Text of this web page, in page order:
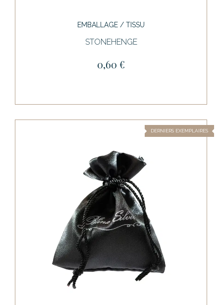
EMBALLAGE / TISSU
STONEHENGE
0,60 €
DERNIERS EXEMPLAIRES